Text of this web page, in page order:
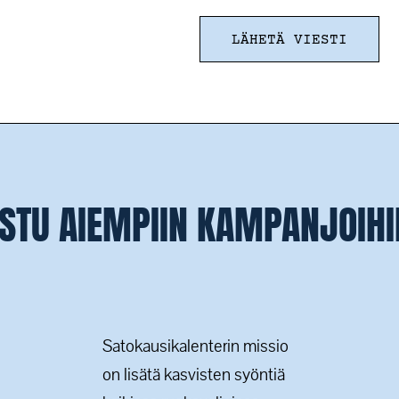
AIEMPIIN
Satokausikalenterin missio
on lisätä kasvisten syöntiä